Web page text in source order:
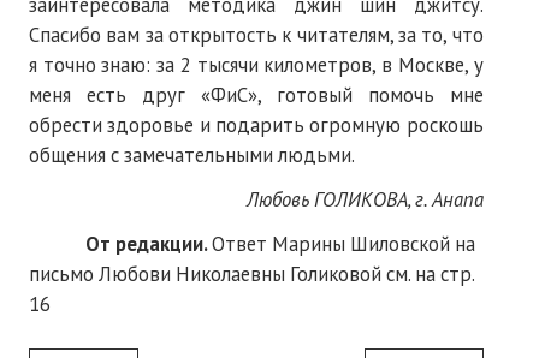
Спасибо вам за открытость к читателям, за то, что
я точно знаю: за 2 тысячи километров, в Москве, у
меня есть друг «ФиС», готовый помочь мне
обрести здоровье и подарить огромную роскошь
общения с замечательными людьми.
Любовь ГОЛИКОВА, г. Анапа
От редакции.Ответ Марины Шиловской на
письмо Любови Николаевны Голиковой см. на стр.
16